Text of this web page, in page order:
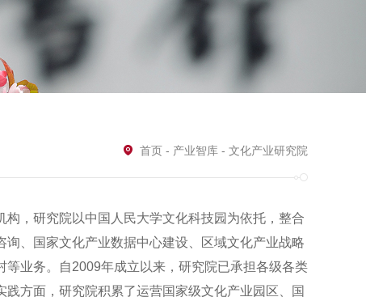
首页 - 产业智库 - 文化产业研究院
，研究院以中国人民大学文化科技园为依托，整合
、国家文化产业数据中心建设、区域文化产业战略
业务。自2009年成立以来，研究院已承担各级各类
方面，研究院积累了运营国家级文化产业园区、国